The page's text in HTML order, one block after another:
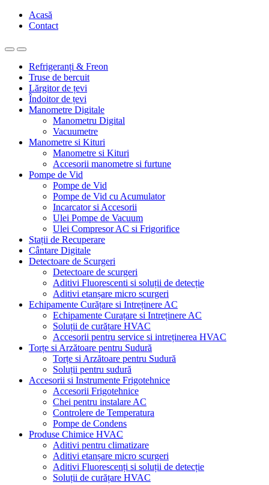
Acasă
Contact
Refrigeranți & Freon
Truse de bercuit
Lărgitor de țevi
Îndoitor de țevi
Manometre Digitale
Manometru Digital
Vacuumetre
Manometre si Kituri
Manometre si Kituri
Accesorii manometre si furtune
Pompe de Vid
Pompe de Vid
Pompe de Vid cu Acumulator
Incarcator si Accesorii
Ulei Pompe de Vacuum
Ulei Compresor AC si Frigorifice
Stații de Recuperare
Cântare Digitale
Detectoare de Scurgeri
Detectoare de scurgeri
Aditivi Fluorescenti si soluții de detecție
Aditivi etanșare micro scurgeri
Echipamente Curățare si Intreținere AC
Echipamente Curațare si Intreținere AC
Soluții de curățare HVAC
Accesorii pentru service si intreținerea HVAC
Torțe si Arzătoare pentru Sudură
Torțe si Arzătoare pentru Sudură
Soluții pentru sudură
Accesorii si Instrumente Frigotehnice
Accesorii Frigotehnice
Chei pentru instalare AC
Controlere de Temperatura
Pompe de Condens
Produse Chimice HVAC
Aditivi pentru climatizare
Aditivi etanșare micro scurgeri
Aditivi Fluorescenți si soluții de detecție
Soluții de curățare HVAC